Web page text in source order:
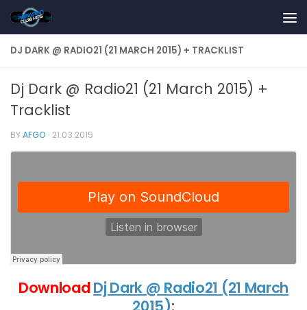
Skip to content
DJ DARK @ RADIO21 (21 MARCH 2015) + TRACKLIST
Dj Dark @ Radio21 (21 March 2015) +
Tracklist
BYAFGO · 21.03.2015
Download Dj Dark @ Radio21 (21 March